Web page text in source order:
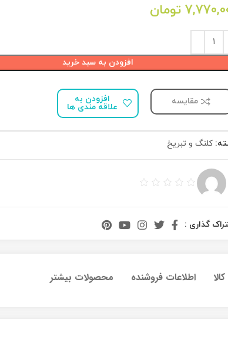
تومان
افزودن به سبد خرید
مقایسه افزودن به
علاقه مندی ها
کلنگ و تبریخ
گذاری :
اطلاعات فروشنده محصولات بیشتر